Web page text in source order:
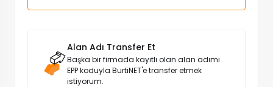
Alan Adı Transfer Et
Başka bir firmada kayıtlı olan alan adımı
EPP koduyla BurtiNET'e transfer etmek
istiyorum.